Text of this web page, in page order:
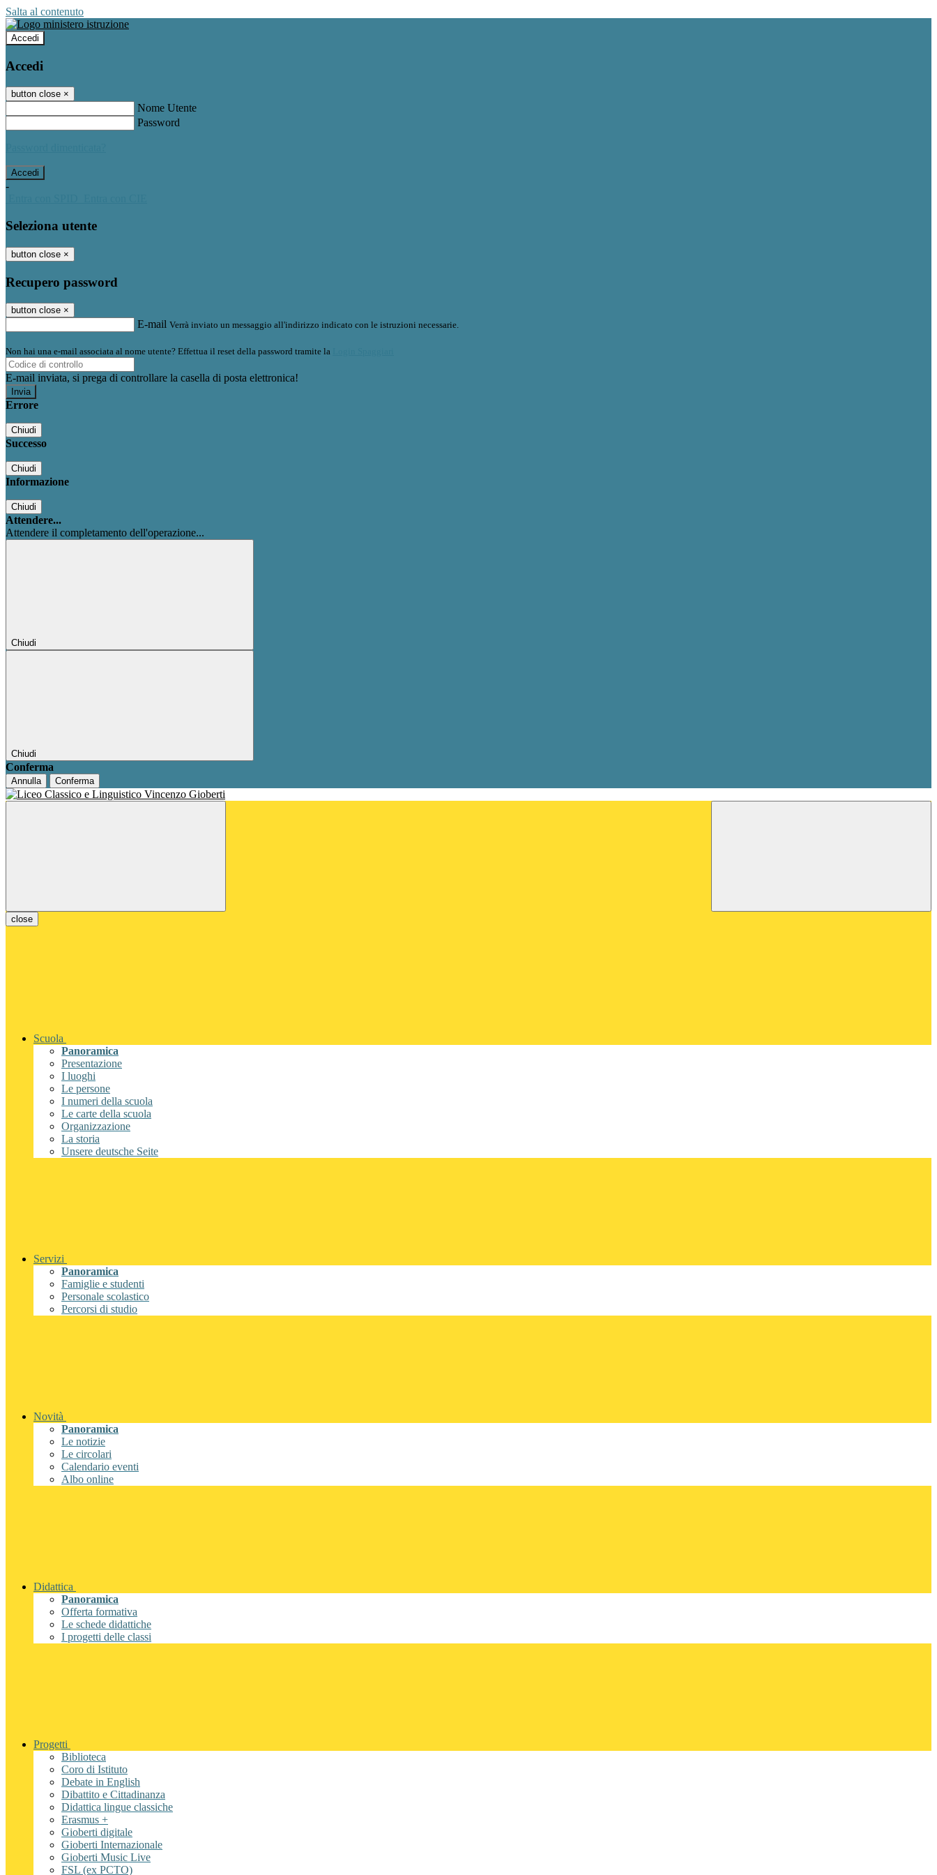
Salta al contenuto
Accedi
Accedi
button close ×
Nome Utente
Password
-
Seleziona utente
button close ×
Recupero password
button close ×
E-mail Verrà inviato un messaggio all'indirizzo indicato con le istruzioni necessarie.
Non hai una e-mail associata al nome utente? Effettua il reset della password tramite la
E-mail inviata, si prega di controllare la casella di posta elettronica!
Errore
Chiudi
Successo
Chiudi
Informazione
Chiudi
Attendere...
Attendere il completamento dell'operazione...
Chiudi
Chiudi
Conferma
Annulla Conferma
close
Scuola
Panoramica
Presentazione
I luoghi
Le persone
I numeri della scuola
Le carte della scuola
Organizzazione
La storia
Unsere deutsche Seite
Servizi
Panoramica
Famiglie e studenti
Personale scolastico
Percorsi di studio
Novità
Panoramica
Le notizie
Le circolari
Calendario eventi
Albo online
Didattica
Panoramica
Offerta formativa
Le schede didattiche
I progetti delle classi
Progetti
Biblioteca
Coro di Istituto
Debate in English
Dibattito e Cittadinanza
Didattica lingue classiche
Erasmus +
Gioberti digitale
Gioberti Internazionale
Gioberti Music Live
FSL (ex PCTO)